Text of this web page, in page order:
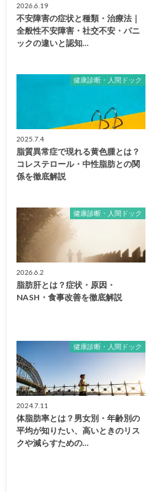
2026.6.19
不安障害の症状と種類・治療法｜
全般性不安障害・社交不安・パニ
ックの違いと認知…
健康診断・人間ドック
2025.7.4
脂質異常症で現れる黄色腫とは？
コレステロール・中性脂肪との関
係を徹底解説
健康診断・人間ドック
2026.6.2
脂肪肝とは？症状・原因・
NASH・食事改善を徹底解説
健康診断・人間ドック
2024.7.11
体脂肪率とは？男女別・年齢別の
平均が知りたい、高いときのリス
クや減らすための…